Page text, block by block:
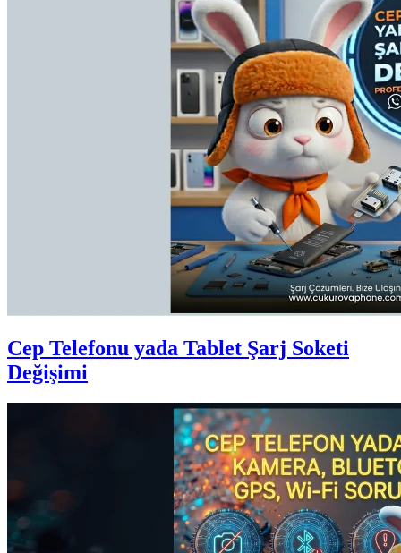
Cep Telefonu yada Tablet Şarj Soketi
Değişimi